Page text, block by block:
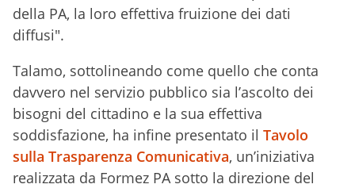
della PA, la loro effettiva fruizione dei dati
diffusi".
Talamo, sottolineando come quello che conta
davvero nel servizio pubblico sia l’ascolto dei
bisogni del cittadino e la sua effettiva
soddisfazione, ha infine presentato il Tavolo
sulla Trasparenza Comunicativa, un’iniziativa
realizzata da Formez PA sotto la direzione del